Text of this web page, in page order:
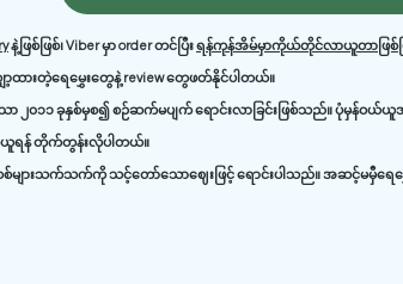
နဲ့ဖြစ်ဖြစ်၊ Viber မှာ order တင်ပြီးရန်ကုန်အိမ်မှာကိုယ်တိုင်လာယူတာဖြစ်ဖ
ာ့ထားတဲ့ရေမွှေးတွေနဲ့ review တွေဖတ်နိုင်ပါတယ်။
၂၀၁၁ ခုနှစ်မှစ၍ စဉ်ဆက်မပျက် ရောင်းလာခြင်းဖြစ်သည်။ ပုံမှန်ဝယ်ယူအာ
ယူရန် တိုက်တွန်းလိုပါတယ်။
းသက်သက်ကို သင့်တော်သောဈေးဖြင့် ရောင်းပါသည်။ အဆင့်မမှီရေမွှေးမျ